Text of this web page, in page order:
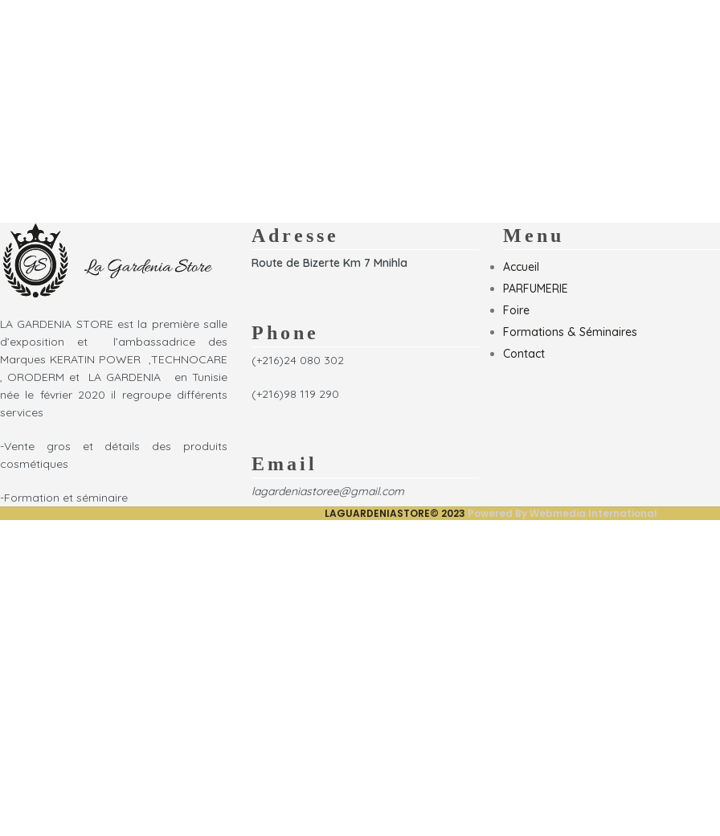
LA GARDENIA STORE est la première salle
d’exposition et l’ambassadrice des
Marques KERATIN POWER ,TECHNOCARE
, ORODERM et LA GARDENIA en Tunisie
née le février 2020 il regroupe différents
services
-Vente gros et détails des produits
cosmétiques
-Formation et séminaire
Adresse
Route de Bizerte Km 7 Mnihla
Phone
(+216)24 080 302
(+216)98 119 290
Email
lagardeniastoree@gmail.com
Menu
Accueil
PARFUMERIE
Foire
Formations & Séminaires
Contact
LAGUARDENIASTORE© 2023 Powered By Webmedia International